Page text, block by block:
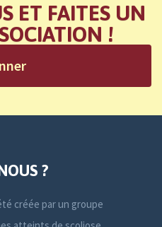
ET FAITES UN
!
?
créée par un groupe